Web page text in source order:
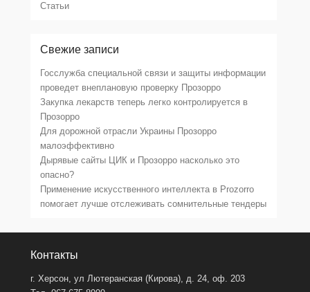
Статьи
Свежие записи
Госслужба специальной связи и защиты информации
проведет внеплановую проверку Прозорро
Закупка лекарств теперь легко контролируется в
Прозорро
Для дорожной отрасли Украины Прозорро
малоэффективно
Дырявые сайты ЦИК и Прозорро насколько это
опасно?
Применение искусственного интеллекта в Prozorro
помогает лучше отслеживать сомнительные тендеры
Контакты
г. Херсон, ул Лютеранская (Кирова), д. 24, оф. 203